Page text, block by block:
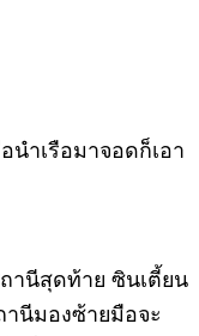
นำเรือมาจอดก็เอา
านีสุดท้าย ซินเตี้ยน
านีมองซ้ายมือจะ